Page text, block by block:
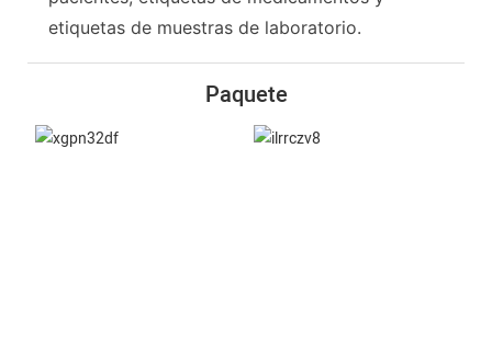
etiquetas de muestras de laboratorio.
Paquete